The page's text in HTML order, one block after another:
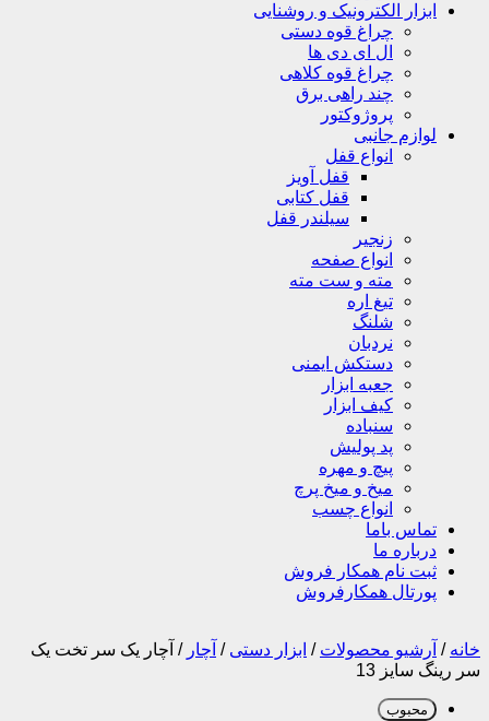
ابزار الکترونیک و روشنایی
چراغ قوه دستی
ال ای دی ها
چراغ قوه کلاهی
چند راهی برق
پروژوکتور
لوازم جانبی
انواع قفل
قفل آویز
قفل کتابی
سیلندر قفل
زنجیر
انواع صفحه
مته و ست مته
تیغ اره
شلنگ
نردبان
دستکش ایمنی
جعبه ابزار
کیف ابزار
سنباده
پد پولیش
پیچ و مهره
میخ و میخ پرچ
انواع چسب
تماس باما
درباره ما
ثبت نام همکار فروش
پورتال همکارفروش
خانه / آرشیو محصولات / ابزار دستی / آچار / آچار یک سر تخت یک
سر رینگ سایز 13
محبوب